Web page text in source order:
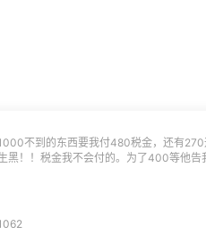
不到的东西要我付480税金，还有
黑！！税金我不会付的。为了400等他告
几倍！！ 同样的包裹我从168中美包*到货
产品，运费600多，税费800，整整多